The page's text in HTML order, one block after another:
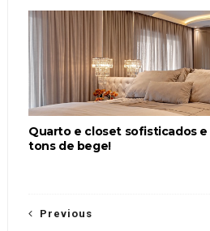
Quarto e closet sofisticados
tons de bege!
Previous